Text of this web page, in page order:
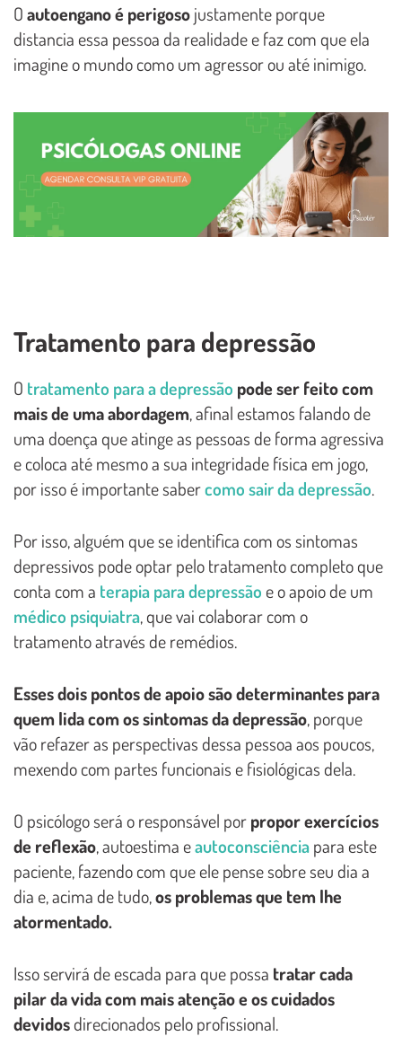
Oautoengano é perigosojustamente porque
distancia essa pessoa da realidade e faz com que ela
imagine o mundo como um agressor ou até inimigo.
Tratamento para depressão
O tratamento para a depressão pode ser feito com
mais de uma abordagem, afinal estamos falando de
uma doença que atinge as pessoas de forma agressiva
e coloca até mesmo a sua integridade física em jogo,
por isso é importante sabercomo sair da depressão.
Por isso, alguém que se identifica com os sintomas
depressivos pode optar pelo tratamento completo que
conta com a terapia para depressão e o apoio de um
médico psiquiatra, que vai colaborar com o
tratamento através de remédios.
Esses dois pontos de apoio são determinantes para
quem lida com os sintomas da depressão, porque
vão refazer as perspectivas dessa pessoa aos poucos,
mexendo com partes funcionais e fisiológicas dela.
O psicólogo será o responsável porpropor exercícios
de reflexão, autoestima eautoconsciênciapara este
paciente, fazendo com que ele pense sobre seu dia a
dia e, acima de tudo,os problemas que tem lhe
atormentado.
Isso servirá de escada para que possa tratar cada
pilar da vida com mais atenção e os cuidados
devidosdirecionados pelo profissional.